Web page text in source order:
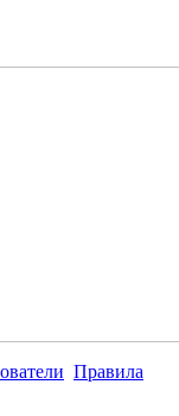
Правила